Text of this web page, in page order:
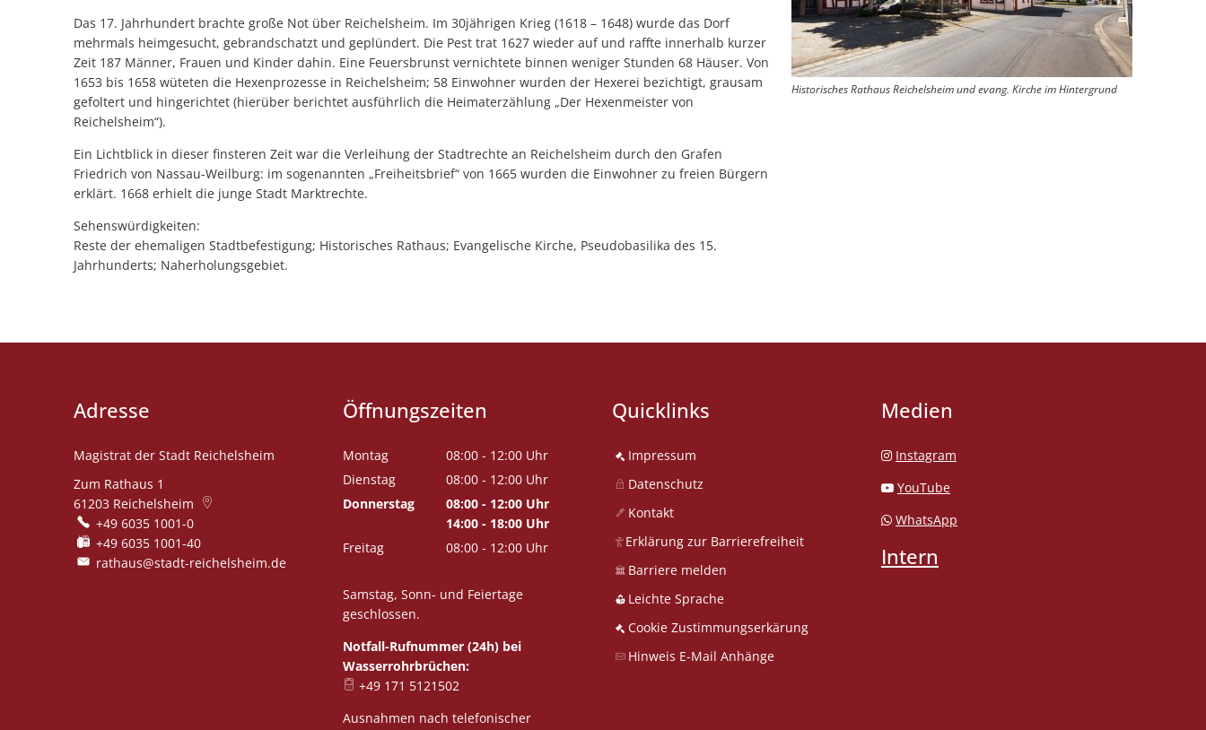
Das 17. Jahrhundert brachte große Not über Reichelsheim. Im 30jährigen Krieg (1618 – 1648) wurde das Dorf
mehrmals heimgesucht, gebrandschatzt und geplündert. Die Pest trat 1627 wieder auf und raffte innerhalb kurzer
Zeit 187 Männer, Frauen und Kinder dahin. Eine Feuersbrunst vernichtete binnen weniger Stunden 68 Häuser. Von
1653 bis 1658 wüteten die Hexenprozesse in Reichelsheim; 58 Einwohner wurden der Hexerei bezichtigt, grausam
gefoltert und hingerichtet (hierüber berichtet ausführlich die Heimaterzählung „Der Hexenmeister von
Reichelsheim“).
Ein Lichtblick in dieser finsteren Zeit war die Verleihung der Stadtrechte an Reichelsheim durch den Grafen
Friedrich von Nassau-Weilburg: im sogenannten „Freiheitsbrief“ von 1665 wurden die Einwohner zu freien Bürgern
erklärt. 1668 erhielt die junge Stadt Marktrechte.
Sehenswürdigkeiten:
Reste der ehemaligen Stadtbefestigung; Historisches Rathaus; Evangelische Kirche, Pseudobasilika des 15.
Jahrhunderts; Naherholungsgebiet.
Historisches Rathaus Reichelsheim und evang. Kirche im Hintergrund
Adresse
Magistrat der Stadt Reichelsheim
Zum Rathaus 1
61203 Reichelsheim
+49 6035 1001-0
+49 6035 1001-40
rathaus@stadt-reichelsheim.de
Öffnungszeiten
Montag 08:00 - 12:00 Uhr
Von 08:00 bis 12:00 Uhr
Dienstag 08:00 - 12:00 Uhr
Von 08:00 bis 12:00 Uhr
Donnerstag 08:00 - 12:00 Uhr
Von 08:00 bis 12:00 Uhr
14:00 - 18:00 Uhr
Von 14:00 bis 18:00 Uhr
Freitag 08:00 - 12:00 Uhr
Samstag, Sonn- und Feiertage
geschlossen.
Notfall-Rufnummer (24h) bei
Wasserrohrbrüchen:
+49 171 5121502
Ausnahmen nach telefonischer
Quicklinks
Impressum
Datenschutz
Kontakt
Erklärung zur Barrierefreiheit
Barriere melden
Leichte Sprache
Cookie Zustimmungserkärung
Hinweis E-Mail Anhänge
Medien
Instagram
YouTube
WhatsApp
Intern